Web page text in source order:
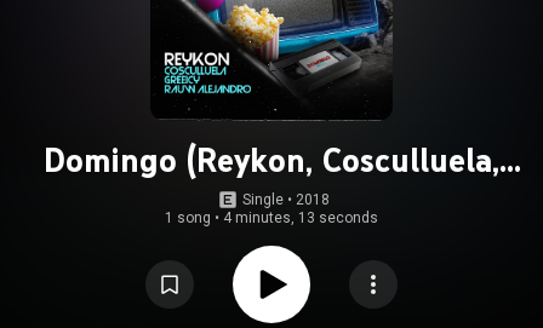
Domingo (Reykon, Cosculluela,
Greeicy & Rauw Alejandro) (Remix)
(feat. Greeicy, Rauw Alejandro &
Cosculluela)
Single • 2018
1 song • 4 minutes, 13 seconds